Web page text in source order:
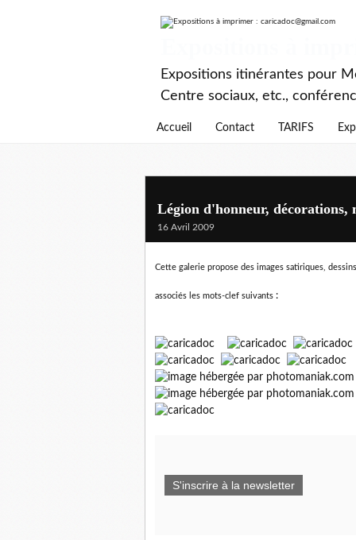
Expositions itinérantes pour
Centre sociaux, etc.,
Accueil Contact TARIFS
Légion d'honneur, décorations,
16 Avril 2009
Cette galerie propose des images satiriques,
associés les mots-clef suivants :
S'inscrire à la newsletter